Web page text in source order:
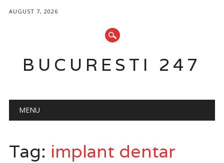
AUGUST 7, 2026
BUCURESTI 247
Main menu
MENU
Tag: implant dentar